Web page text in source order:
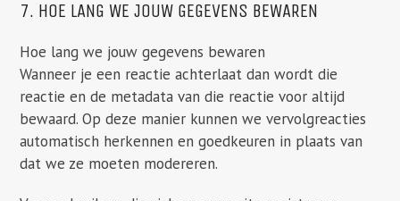
7. HOE LANG WE JOUW GEGEVENS BEWAREN
Hoe lang we jouw gegevens bewaren
Wanneer je een reactie achterlaat dan wordt die
reactie en de metadata van die reactie voor altijd
bewaard. Op deze manier kunnen we vervolgreacties
automatisch herkennen en goedkeuren in plaats van
dat we ze moeten modereren.